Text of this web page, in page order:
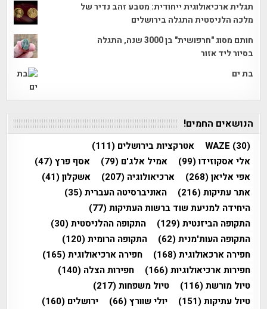
תגלית ארכיאולוגית ייחודית: מטבע זהב נדיר של
מלכה הלניסטית התגלה בירושלים
חותם מסוג "חרפושית" בן 3000 שנה, התגלה
בסיור ליד אזור
בת ים
הנושאים החמים!
WAZE (30) אטרקציות בירושלים (111)
אלי אסקוזידו(99) אמיל אלג'ם (79) אסף פרץ(47)
אפי אליאן(268) ארכיאולוגיה (207) אשקלון(41)
אתר עתיקות(216) האוניברסיטה העברית(35)
היחידה למניעת שוד ברשות העתיקות(77)
התקופה הביזנטית(129) התקופה ההלניסטית(30)
התקופה העות'מנית(62) התקופה הרומית(120)
חפירה ארכאולוגית(168) חפירה ארכיאולוגית(165)
חפירות ארכיאולוגיות(166) חפירות הצלה (140)
טיול מורשת(116) טיול משפחות(217)
טיול עתיקות(151) יולי שוורץ(66) ירושלים (160)